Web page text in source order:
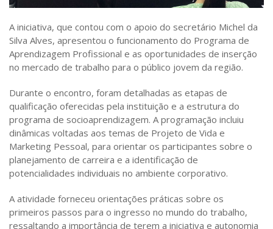
A iniciativa, que contou com o apoio do secretário Michel da
Silva Alves, apresentou o funcionamento do Programa de
Aprendizagem Profissional e as oportunidades de inserção
no mercado de trabalho para o público jovem da região.
Durante o encontro, foram detalhadas as etapas de
qualificação oferecidas pela instituição e a estrutura do
programa de socioaprendizagem. A programação incluiu
dinâmicas voltadas aos temas de Projeto de Vida e
Marketing Pessoal, para orientar os participantes sobre o
planejamento de carreira e a identificação de
potencialidades individuais no ambiente corporativo.
A atividade forneceu orientações práticas sobre os
primeiros passos para o ingresso no mundo do trabalho,
ressaltando a importância de terem a iniciativa e autonomia